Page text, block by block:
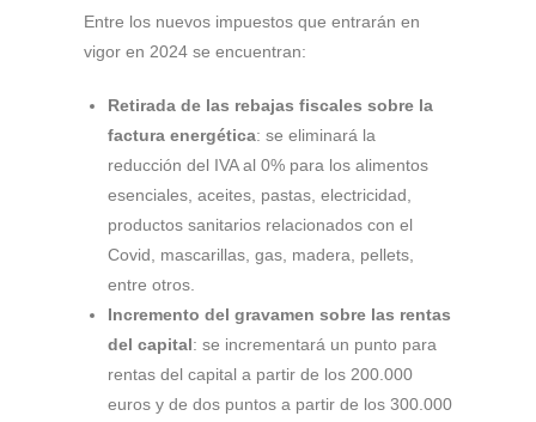
Entre los nuevos impuestos que entrarán en
vigor en 2024 se encuentran:
Retirada de las rebajas fiscales sobre la
factura energética: se eliminará la
reducción del IVA al 0% para los alimentos
esenciales, aceites, pastas, electricidad,
productos sanitarios relacionados con el
Covid, mascarillas, gas, madera, pellets,
entre otros.
Incremento del gravamen sobre las rentas
del capital: se incrementará un punto para
rentas del capital a partir de los 200.000
euros y de dos puntos a partir de los 300.000